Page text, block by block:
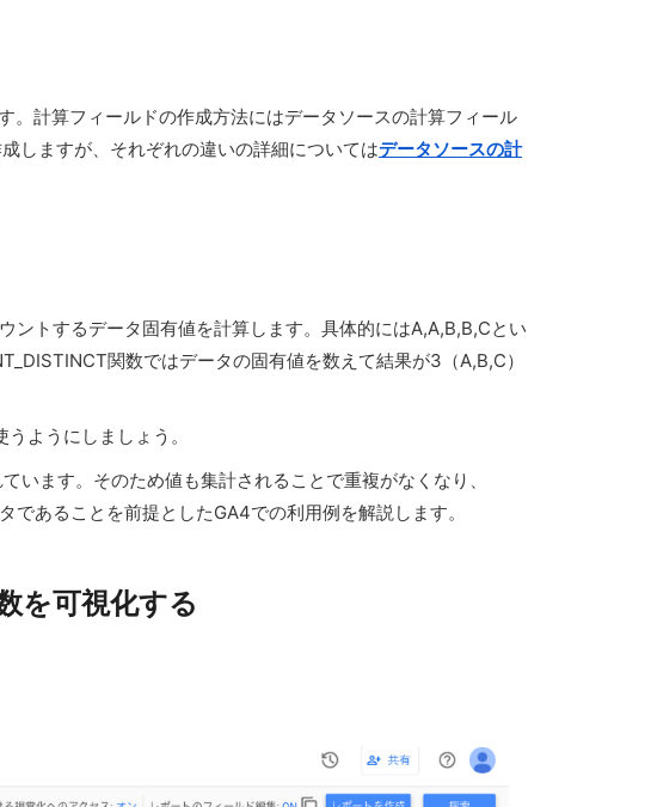
計算フィールドの作成方法にはデータソースの計算フィール
しますが、それぞれの違いの詳細についてはデータソースの計
トするデータ固有値を計算します。具体的にはA,A,B,B,Cとい
関数ではデータの固有値を数えて結果が3（A,B,C）
ようにしましょう。
ます。そのため値も集計されることで重複がなくなり、
あることを前提としたGA4での利用例を解説します。
を可視化する